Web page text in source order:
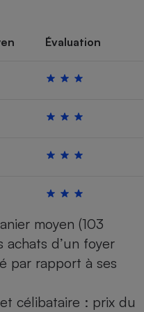
Évaluation
moyen (103
d’un foyer
par rapport à ses
célibataire : prix du